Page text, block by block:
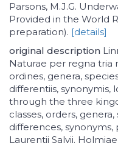
Parsons, M.J.G.
Provided in the World
preparation). [details]
original description
Naturae per regna tria
ordines, genera,
differentiis, synonymis,
through the three
classes, orders,
differences, synonyms,
Laurentii Salvii.